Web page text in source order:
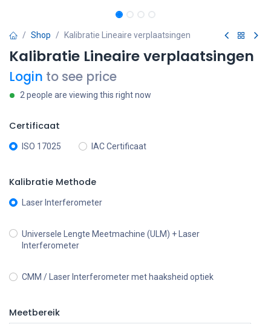
Shop Kalibratie Lineaire verplaatsingen
Kalibratie Lineaire verplaatsingen
Login to see price
2 people are viewing this right now
Certificaat
ISO 17025 IAC Certificaat
Kalibratie Methode
Laser Interferometer
Universele Lengte Meetmachine (ULM) + Laser
Interferometer
CMM / Laser Interferometer met haaksheid optiek
Meetbereik